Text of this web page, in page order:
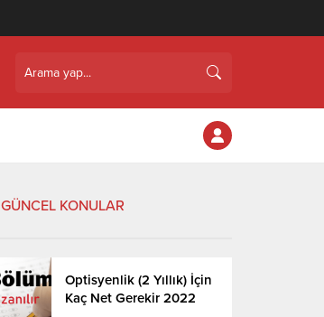
GÜNCEL KONULAR
Optisyenlik (2 Yıllık) İçin
Kaç Net Gerekir 2022